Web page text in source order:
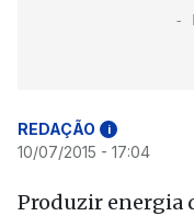
REDAÇÃO i
10/07/2015 - 17:04
Produzir energia